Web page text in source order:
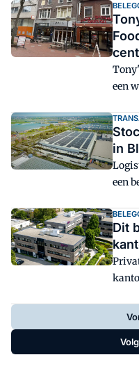
een
11-
in
een
Dit